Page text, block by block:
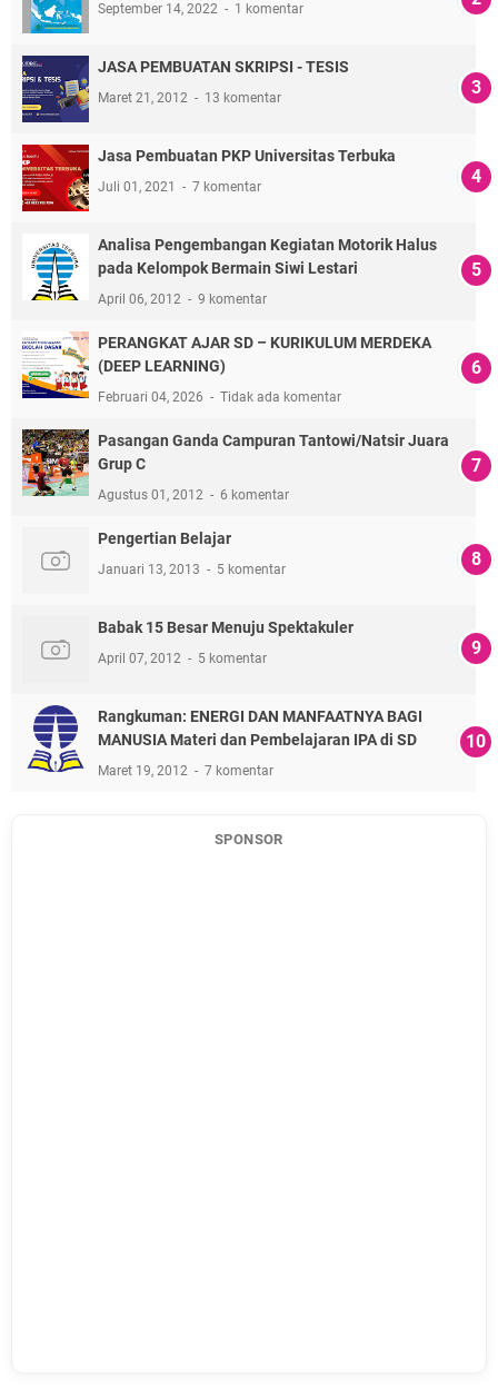
September 14, 2022 1 komentar
JASA PEMBUATAN SKRIPSI - TESIS
Maret 21, 2012 13 komentar
Jasa Pembuatan PKP Universitas Terbuka
Juli 01, 2021 7 komentar
Analisa Pengembangan Kegiatan Motorik Halus
pada Kelompok Bermain Siwi Lestari
April 06, 2012 9 komentar
PERANGKAT AJAR SD – KURIKULUM MERDEKA
(DEEP LEARNING)
Februari 04, 2026 Tidak ada komentar
Pasangan Ganda Campuran Tantowi/Natsir Juara
Grup C
Agustus 01, 2012 6 komentar
Pengertian Belajar
Januari 13, 2013 5 komentar
Babak 15 Besar Menuju Spektakuler
April 07, 2012 5 komentar
Rangkuman: ENERGI DAN MANFAATNYA BAGI
MANUSIA Materi dan Pembelajaran IPA di SD
Maret 19, 2012 7 komentar
SPONSOR